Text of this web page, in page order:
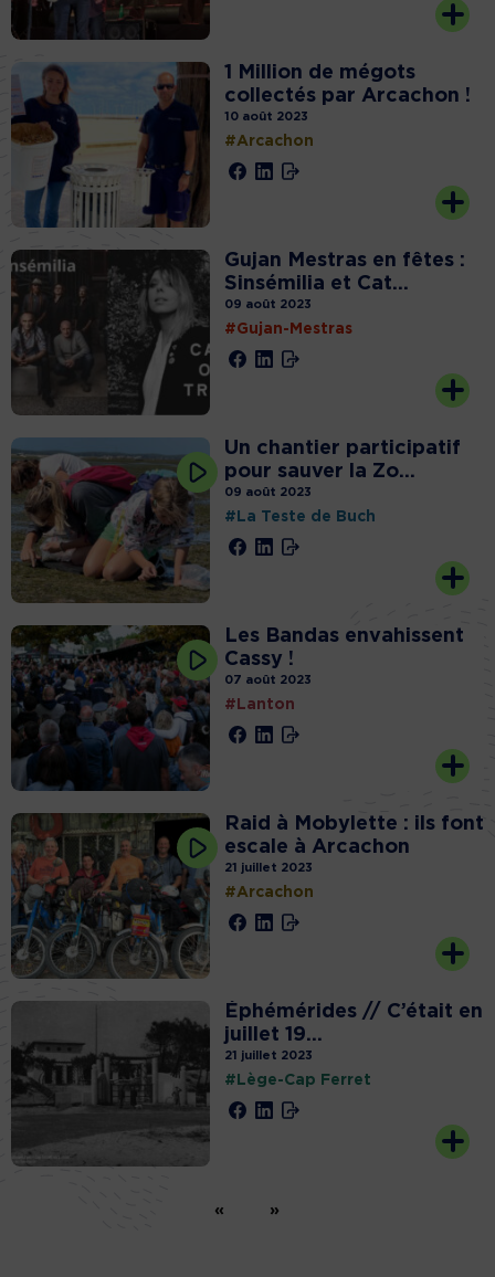
1 Million de mégots
collectés par Arcachon !
10 août 2023
#Arcachon
Gujan Mestras en fêtes :
Sinsémilia et Cat...
09 août 2023
#Gujan-Mestras
Un chantier participatif
pour sauver la Zo...
09 août 2023
#La Teste de Buch
Les Bandas envahissent
Cassy !
07 août 2023
#Lanton
Raid à Mobylette : ils font
escale à Arcachon
21 juillet 2023
#Arcachon
Éphémérides // C’était en
juillet 19...
21 juillet 2023
#Lège-Cap Ferret
« »